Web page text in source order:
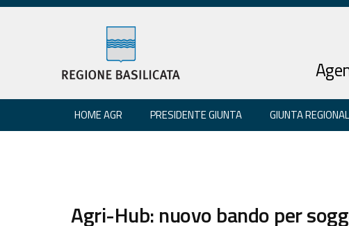
HOME AGR PRESIDENTE GIUNTA GIUNTA
Agri-Hub: nuovo bando per